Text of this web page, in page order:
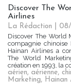
Discover The
Airlines
La Rédaction | 08/
Discover The World
compagnie
Hainan Airlines a
The World
création en 1993, la
aérien, aérienne,
Marketing, Hainan